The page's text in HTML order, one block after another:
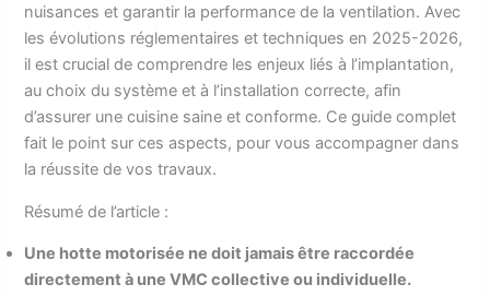
nuisances et garantir la performance de la ventilation. Avec
les évolutions réglementaires et techniques en 2025-2026,
il est crucial de comprendre les enjeux liés à l’implantation,
au choix du système et à l’installation correcte, afin
d’assurer une cuisine saine et conforme. Ce guide complet
fait le point sur ces aspects, pour vous accompagner dans
la réussite de vos travaux.
Résumé de l’article :
Une hotte motorisée ne doit jamais être raccordée
directement à une VMC collective ou individuelle.